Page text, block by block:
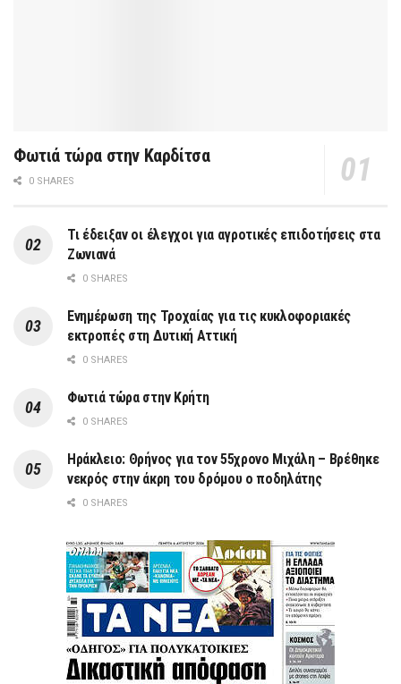
Φωτιά τώρα στην Καρδίτσα
0 SHARES
Τι έδειξαν οι έλεγχοι για αγροτικές επιδοτήσεις στα
Ζωνιανά
0 SHARES
Ενημέρωση της Τροχαίας για τις κυκλοφοριακές
εκτροπές στη Δυτική Αττική
0 SHARES
Φωτιά τώρα στην Κρήτη
0 SHARES
Ηράκλειο: Θρήνος για τον 55χρονο Μιχάλη – Βρέθηκε
νεκρός στην άκρη του δρόμου ο ποδηλάτης
0 SHARES